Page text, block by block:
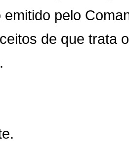
emitido pelo
de que trata